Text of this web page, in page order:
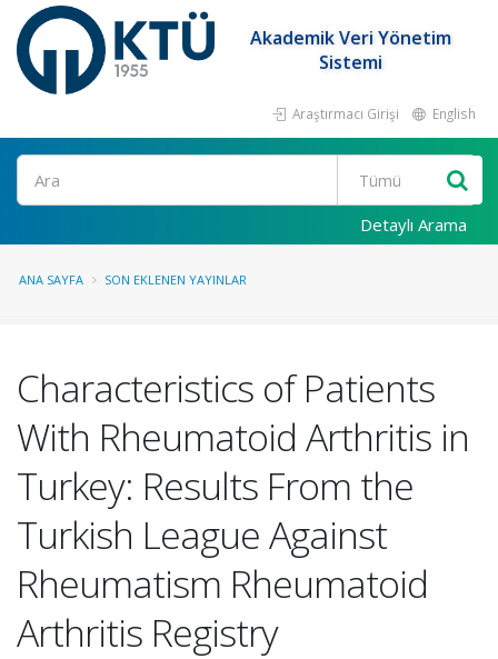
Akademik Veri Yönetim
Sistemi
Araştırmacı Girişi English
Ara
Detaylı Arama
ANA SAYFA SON EKLENEN YAYINLAR
Characteristics of Patients
With Rheumatoid Arthritis in
Turkey: Results From the
Turkish League Against
Rheumatism Rheumatoid
Arthritis Registry